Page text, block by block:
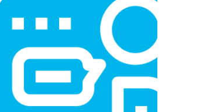
Заказать
Заказать
Заказать